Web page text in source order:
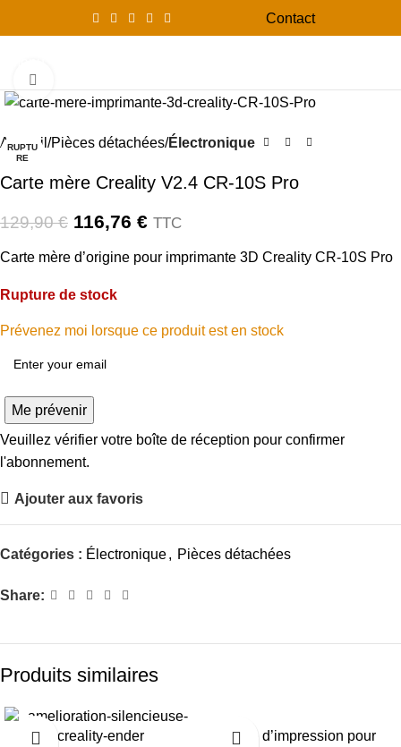
Contact
RUPTU
RE
Accueil Pièces détachées Électronique
Carte mère Creality V2.4 CR-10S Pro
129,90€ 116,76 € TTC
Carte mère d’origine pour imprimante 3D Creality CR-10S Pro
Rupture de stock
Prévenez moi lorsque ce produit est en stock
Me prévenir
Veuillez vérifier votre boîte de réception pour confirmer
l'abonnement.
Ajouter aux favoris
Catégories : Électronique, Pièces détachées
Share:
Produits similaires
-33%
Buse d’impression pour